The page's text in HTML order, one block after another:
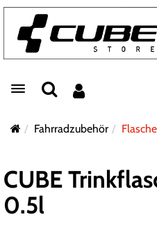
Toggle navigation
Fahrradzubehör
CUBE
0.5l